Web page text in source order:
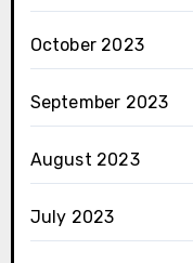
October 2023
September 2023
August 2023
July 2023